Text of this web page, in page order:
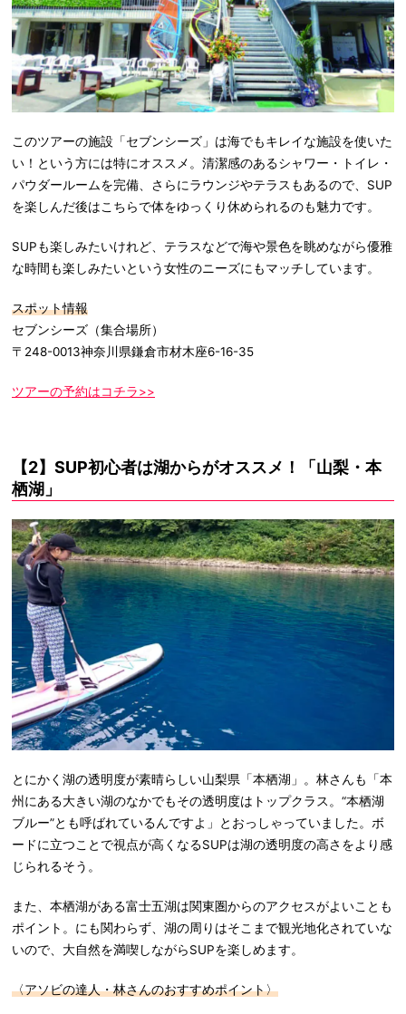
このツアーの施設「セブンシーズ」は海でもキレイな施設を使いた
い！という方には特にオススメ。清潔感のあるシャワー・トイレ・
パウダールームを完備、さらにラウンジやテラスもあるので、SUP
を楽しんだ後はこちらで体をゆっくり休められるのも魅力です。
SUPも楽しみたいけれど、テラスなどで海や景色を眺めながら優雅
な時間も楽しみたいという女性のニーズにもマッチしています。
スポット情報
セブンシーズ（集合場所）
〒248-0013神奈川県鎌倉市材木座6-16-35
ツアーの予約はコチラ>>
【2】SUP初心者は湖からがオススメ！「山梨・本
栖湖」
とにかく湖の透明度が素晴らしい山梨県「本栖湖」。林さんも「本
州にある大きい湖のなかでもその透明度はトップクラス。“本栖湖
ブルー”とも呼ばれているんですよ」とおっしゃっていました。ボ
ードに立つことで視点が高くなるSUPは湖の透明度の高さをより感
じられるそう。
また、本栖湖がある富士五湖は関東圏からのアクセスがよいことも
ポイント。にも関わらず、湖の周りはそこまで観光地化されていな
いので、大自然を満喫しながらSUPを楽しめます。
〈アソビの達人・林さんのおすすめポイント〉